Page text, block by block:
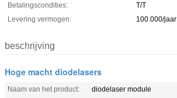
Betalingscondities:
T/T
Levering vermogen:
100.000/jaar
beschrijving
Hoge macht diodelasers
Naam van het product:
diodelaser module